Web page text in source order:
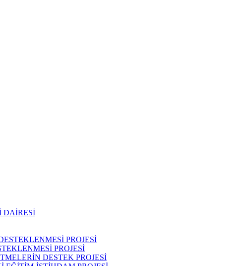
DAİRESİ
PROJESİ
PROJESİ
DESTEK PROJESİ